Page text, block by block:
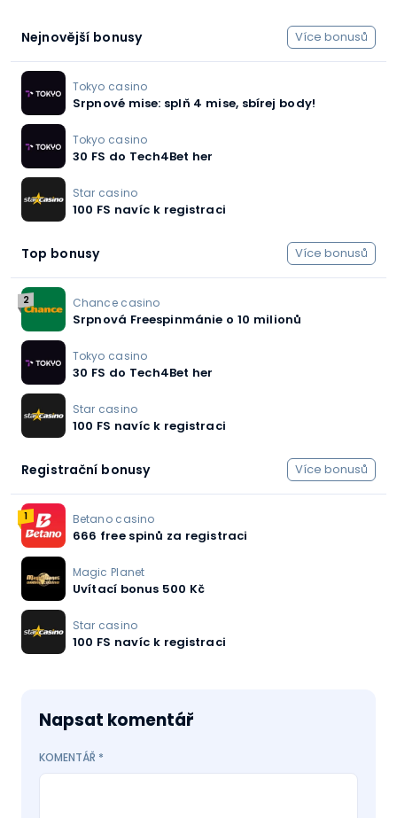
Nejnovější bonusy Více bonusů
Tokyo casino
Srpnové mise: splň 4 mise, sbírej body!
Tokyo casino
30 FS do Tech4Bet her
Star casino
100 FS navíc k registraci
Top bonusy Více bonusů
2 Chance casino
Srpnová Freespinmánie o 10 milionů
Tokyo casino
30 FS do Tech4Bet her
Star casino
100 FS navíc k registraci
Registrační bonusy Více bonusů
1 Betano casino
666 free spinů za registraci
Magic Planet
Uvítací bonus 500 Kč
Star casino
100 FS navíc k registraci
Napsat komentář
KOMENTÁŘ *